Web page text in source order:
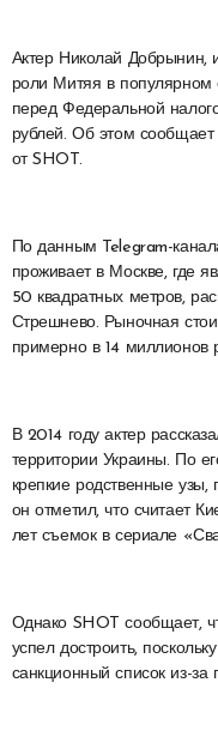
Актер Николай Добрынин, известный широкой публике благодаря
роли Митяя в популярном
перед Федеральной
рублей. Об этом
от SHOT.
По данным Telegram-
проживает в Москве, где
50 квадратных метров,
Стрешнево. Рыночная
примерно в 14 миллионов
В 2014 году актер
территории Украины. По
крепкие родственные узы,
он отметил, что считает
лет съемок в сериале
Однако SHOT сообщает,
успел достроить,
санкционный список из-